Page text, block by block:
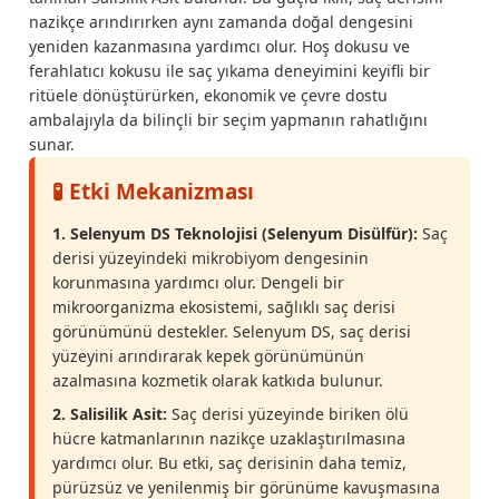
nazikçe arındırırken aynı zamanda doğal dengesini
yeniden kazanmasına yardımcı olur. Hoş dokusu ve
ferahlatıcı kokusu ile saç yıkama deneyimini keyifli bir
ritüele dönüştürürken, ekonomik ve çevre dostu
ambalajıyla da bilinçli bir seçim yapmanın rahatlığını
sunar.
🧪 Etki Mekanizması
1. Selenyum DS Teknolojisi (Selenyum Disülfür): Saç
derisi yüzeyindeki mikrobiyom dengesinin
korunmasına yardımcı olur. Dengeli bir
mikroorganizma ekosistemi, sağlıklı saç derisi
görünümünü destekler. Selenyum DS, saç derisi
yüzeyini arındırarak kepek görünümünün
azalmasına kozmetik olarak katkıda bulunur.
2. Salisilik Asit: Saç derisi yüzeyinde biriken ölü
hücre katmanlarının nazikçe uzaklaştırılmasına
yardımcı olur. Bu etki, saç derisinin daha temiz,
pürüzsüz ve yenilenmiş bir görünüme kavuşmasına